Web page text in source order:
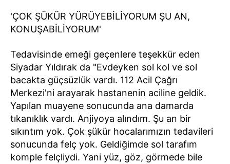
'ÇOK ŞÜKÜR YÜRÜYEBİLİYORUM ŞU AN,
KONUŞABİLİYORUM'
Tedavisinde emeği geçenlere teşekkür eden
Siyadar Yıldırak da "Evdeyken sol kol ve sol
bacakta güçsüzlük vardı. 112 Acil Çağrı
Merkezi'ni arayarak hastanenin aciline geldik.
Yapılan muayene sonucunda ana damarda
tıkanıklık vardı. Anjiyoya alındım. Şu an bir
sıkıntım yok. Çok şükür hocalarımızın tedavileri
sonucunda felç yok. Geldiğimde sol tarafım
komple felçliydi. Yani yüz, göz, görmede bile